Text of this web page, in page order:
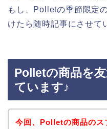
もし、Polletの季節限定
けたら随時記事にさせて
Polletの商品を
ています♪
今回、Polletの商品のス